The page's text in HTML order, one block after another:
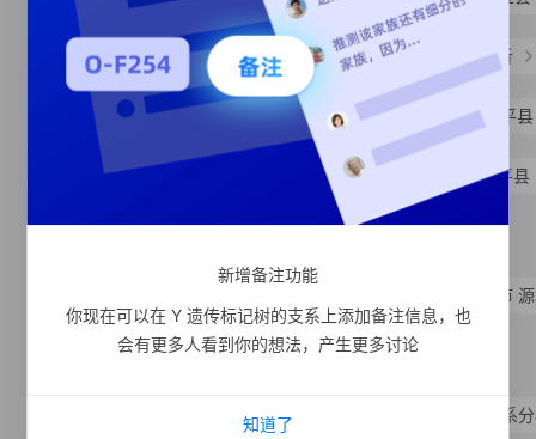
C-MF389536 形成时间距今 740 年 支系分析
C-MF469476黄**汉族广东省 河源市 连平县
黄** 汉族 广东省 河源市 连平县
C-MF389544 形成时间距今 340 年 支系
广东省 河源市
C-MF697632 SNP
新增备注功能
你现在可以在 Y 遗传标记树的支系上添加备注信息，也
会有更多人看到你的想法，产生更多讨论
知道了